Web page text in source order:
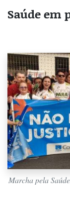
Saúde em
Marcha pela